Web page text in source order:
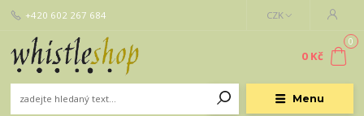
Menu
CZK
+420 602 267 684
0
0 Kč